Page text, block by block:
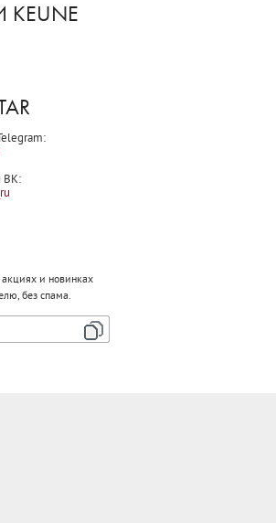
ВК:
и новинках
без спама.